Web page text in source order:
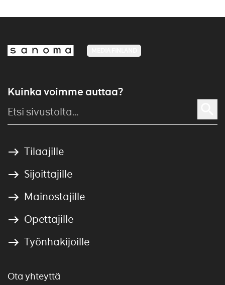
Kuinka voimme auttaa?
Tilaajille
Sijoittajille
Mainostajille
Opettajille
Työnhakijoille
Ota yhteyttä